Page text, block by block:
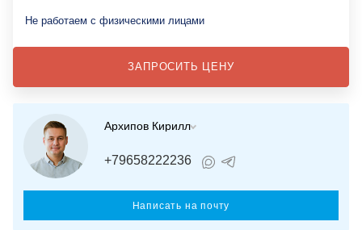
Не работаем с физическими лицами
ЗАПРОСИТЬ ЦЕНУ
Архипов Кирилл
+79658222236
Написать на почту